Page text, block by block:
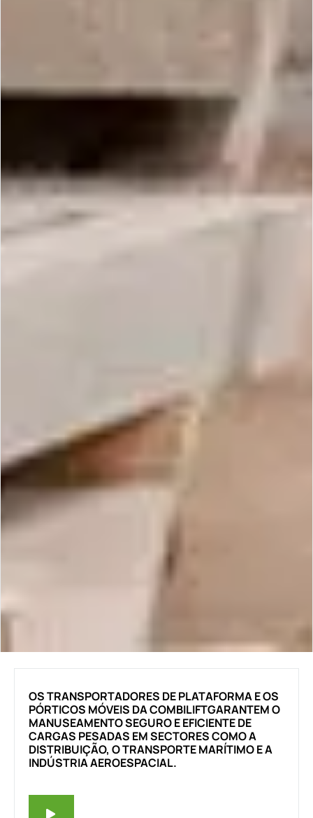
OS TRANSPORTADORES DE PLATAFORMA E OS
PÓRTICOS MÓVEIS DA COMBILIFTGARANTEM O
MANUSEAMENTO SEGURO E EFICIENTE DE
CARGAS PESADAS EM SECTORES COMO A
DISTRIBUIÇÃO, O TRANSPORTE MARÍTIMO E A
INDÚSTRIA AEROESPACIAL.